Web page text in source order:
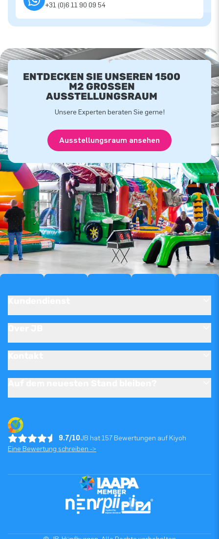
+31 (0)6 11 90 09 54
ENTDECKEN SIE UNSEREN 1500
M2 GROSSEN A
USSTELLUNGSRAUM
Unsere Experten beraten Sie gerne!
Ausstellungsraum ansehen
9.7/10JB hat 157 Bewertungen auf Kiyoh
Eine Bewertung schreiben ->